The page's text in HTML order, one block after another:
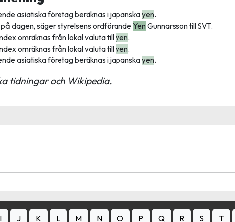
asiatiska företag beräknas i japanskayen.
dagen, säger styrelsens ordförande Yen Gunnarsson till SVT.
omräknas från lokal valuta tillyen.
omräknas från lokal valuta tillyen.
asiatiska företag beräknas i japanskayen.
tidningar och Wikipedia.
I J K L M N O P Q R S T